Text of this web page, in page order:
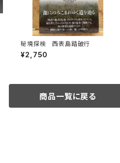
秘境探検 西表島踏破行
¥2,750
商品一覧に戻る